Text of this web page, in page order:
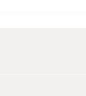
Guarda, qu